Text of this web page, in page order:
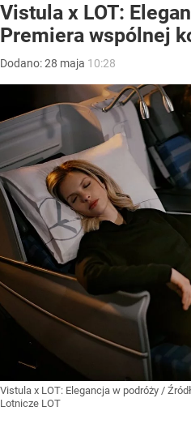
Vistula x LOT:
Premiera wspólnej
Dodano:28 maja 10:28
Vistula x LOT: Elegancja w podróży /
Lotnicze LOT